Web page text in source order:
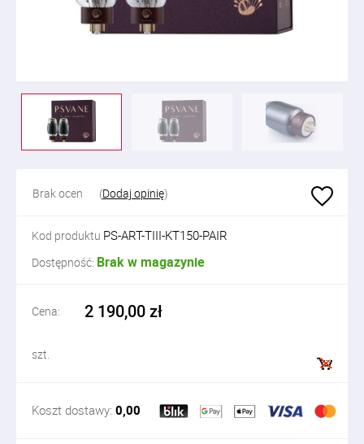
Brak ocen (Dodaj opinię)
Kod produktu PS-ART-TIII-KT150-PAIR
Dostępność: Brak w magazynie
Cena: 2 190,00 zł
szt.
Koszt dostawy: 0,00